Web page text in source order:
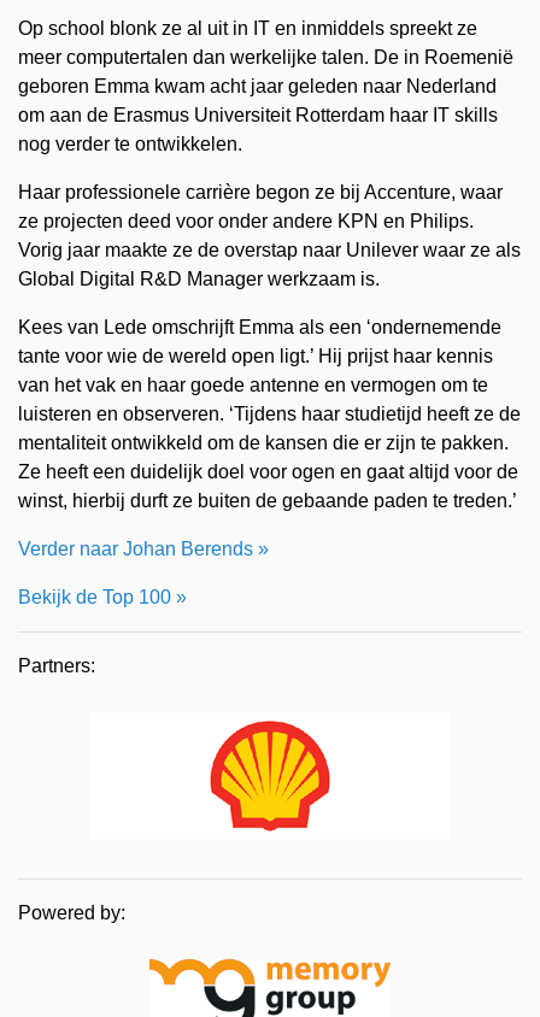
Op school blonk ze al uit in IT en inmiddels spreekt ze
meer computertalen dan werkelijke talen. De in Roemenië
geboren Emma kwam acht jaar geleden naar Nederland
om aan de Erasmus Universiteit Rotterdam haar IT skills
nog verder te ontwikkelen.
Haar professionele carrière begon ze bij Accenture, waar
ze projecten deed voor onder andere KPN en Philips.
Vorig jaar maakte ze de overstap naar Unilever waar ze als
Global Digital R&D Manager werkzaam is.
Kees van Lede omschrijft Emma als een ‘ondernemende
tante voor wie de wereld open ligt.’ Hij prijst haar kennis
van het vak en haar goede antenne en vermogen om te
luisteren en observeren. ‘Tijdens haar studietijd heeft ze de
mentaliteit ontwikkeld om de kansen die er zijn te pakken.
Ze heeft een duidelijk doel voor ogen en gaat altijd voor de
winst, hierbij durft ze buiten de gebaande paden te treden.’
Verder naar Johan Berends »
Bekijk de Top 100 »
Partners:
Powered by: